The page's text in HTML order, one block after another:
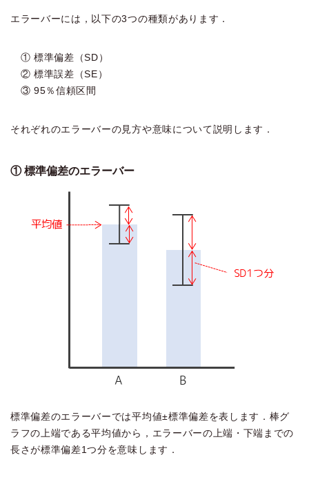
エラーバーには，以下の3つの種類があります．
① 標準偏差（SD）
② 標準誤差（SE）
③ 95％信頼区間
それぞれのエラーバーの見方や意味について説明します．
① 標準偏差のエラーバー
標準偏差のエラーバーでは平均値±標準偏差を表します．棒グ
ラフの上端である平均値から，エラーバーの上端・下端までの
長さが標準偏差1つ分を意味します．